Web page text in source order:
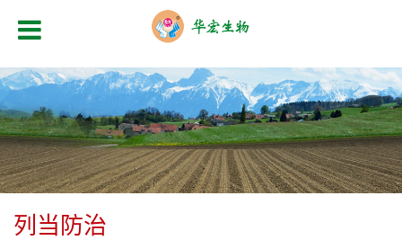
列当防治